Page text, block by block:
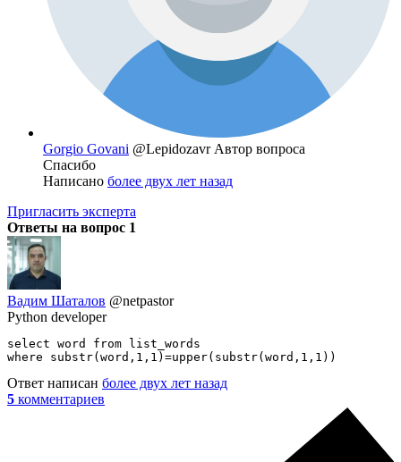
Gorgio Govani @Lepidozavr Автор вопроса
Спасибо
Написано более двух лет назад
Пригласить эксперта
Ответы на вопрос 1
Вадим Шаталов @netpastor
Python developer
select word from list_words
where substr(word,1,1)=upper(substr(word,1,1))
Ответ написан более двух лет назад
5 комментариев